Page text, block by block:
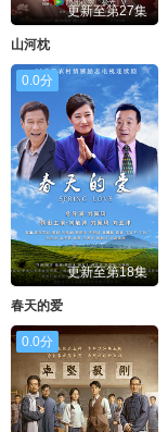
更新至第27集
山河枕
0.0分
更新至第18集
春天的爱
0.0分